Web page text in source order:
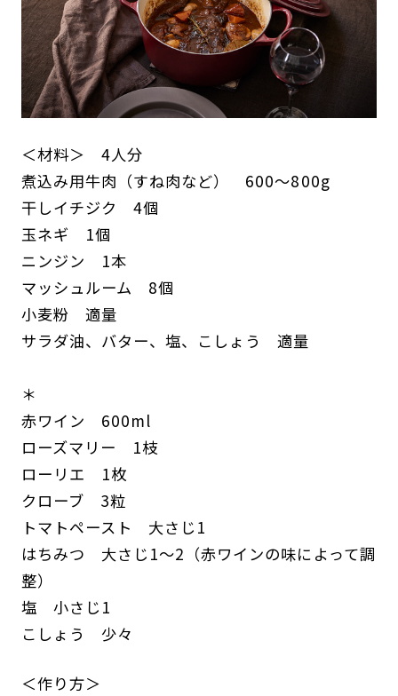
＜材料＞ 4人分
煮込み用牛肉（すね肉など） 600〜800g
干しイチジク 4個
玉ネギ 1個
ニンジン 1本
マッシュルーム 8個
小麦粉 適量
サラダ油、バター、塩、こしょう 適量
＊
赤ワイン 600ml
ローズマリー 1枝
ローリエ 1枚
クローブ 3粒
トマトペースト 大さじ1
はちみつ 大さじ1〜2（赤ワインの味によって調
整）
塩 小さじ1
こしょう 少々
＜作り方＞